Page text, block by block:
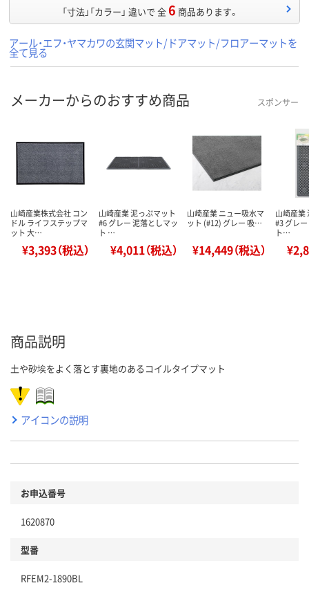
「寸法」「カラー」 違いで 全6 商品あります。
アール・エフ・ヤマカワの玄関マット/ドアマット/フロアーマットを
全て見る
メーカーからのおすすめ商品 スポンサー
山崎産業株式会社 コン
ドル ライフステップマ
ット 大…
¥3,393（税込）
山崎産業 泥っぷマット
#6 グレー 泥落としマッ
ト …
¥4,011（税込）
山崎産業 ニュー吸水マ
ット (#12) グレー 吸…
¥14,449（税込）
山崎産業
#3 グレ
ト…
商品説明
土や砂埃をよく落とす裏地のあるコイルタイプマット
アイコンの説明
お申込番号
1620870
型番
RFEM2-1890BL